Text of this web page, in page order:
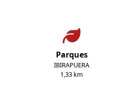
Parques
IBIRAPUERA
1,33 km